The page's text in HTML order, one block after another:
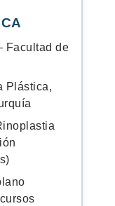
Facultad de
Plástica,